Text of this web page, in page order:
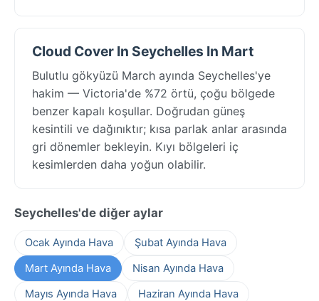
Cloud Cover In Seychelles In Mart
Bulutlu gökyüzü March ayında Seychelles'ye
hakim — Victoria'de %72 örtü, çoğu bölgede
benzer kapalı koşullar. Doğrudan güneş
kesintili ve dağınıktır; kısa parlak anlar arasında
gri dönemler bekleyin. Kıyı bölgeleri iç
kesimlerden daha yoğun olabilir.
Seychelles'de diğer aylar
Ocak Ayında Hava
Şubat Ayında Hava
Mart Ayında Hava
Nisan Ayında Hava
Mayıs Ayında Hava
Haziran Ayında Hava